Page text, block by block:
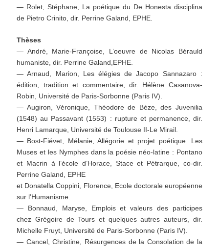
— Rolet, Stéphane, La poétique du De Honesta disciplina
de Pietro Crinito, dir. Perrine Galand, EPHE.
Thèses
— André, Marie-Françoise, L’oeuvre de Nicolas Bérauld
humaniste, dir. Perrine Galand,EPHE.
— Arnaud, Marion, Les élégies de Jacopo Sannazaro :
édition, tradition et commentaire, dir. Hélène Casanova-
Robin, Université de Paris-Sorbonne (Paris IV).
— Augiron, Véronique, Théodore de Bèze, des Juvenilia
(1548) au Passavant (1553) : rupture et permanence, dir.
Henri Lamarque, Université de Toulouse II-Le Mirail.
— Bost-Fiévet, Mélanie, Allégorie et projet poétique. Les
Muses et les Nymphes dans la poésie néo-latine : Pontano
et Macrin à l’école d’Horace, Stace et Pétrarque, co-dir.
Perrine Galand, EPHE
et Donatella Coppini, Florence, Ecole doctorale européenne
sur l’Humanisme.
— Bonnaud, Maryse, Emplois et valeurs des participes
chez Grégoire de Tours et quelques autres auteurs, dir.
Michelle Fruyt, Université de Paris-Sorbonne (Paris IV).
— Cancel, Christine, Résurgences de la Consolation de la